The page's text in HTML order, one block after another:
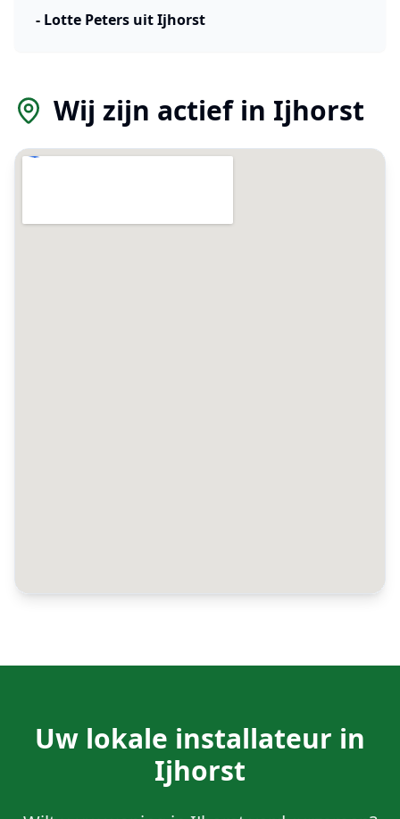
- Lotte Peters uitIjhorst
Wij zijn actief in Ijhorst
Uw lokale installateur in
Ijhorst